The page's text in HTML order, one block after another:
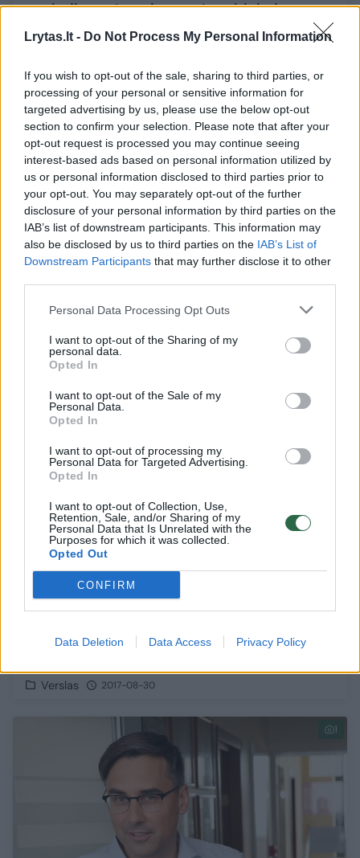
Lrytas.lt - Do Not Process My Personal Information
If you wish to opt-out of the sale, sharing to third parties, or
processing of your personal or sensitive information for
targeted advertising by us, please use the below opt-out
section to confirm your selection. Please note that after your
opt-out request is processed you may continue seeing
interest-based ads based on personal information utilized by
us or personal information disclosed to third parties prior to
your opt-out. You may separately opt-out of the further
disclosure of your personal information by third parties on the
IAB’s list of downstream participants. This information may
also be disclosed by us to third parties on the IAB’s List of
Downstream Participants that may further disclose it to other
Personal Data Processing Opt Outs
I want to opt-out of the Sharing of my
personal data.
Opted In
I want to opt-out of the Sale of my
Personal Data.
Opted In
I want to opt-out of processing my
Personal Data for Targeted Advertising.
Opted In
I want to opt-out of Collection, Use,
Retention, Sale, and/or Sharing of my
Personal Data that Is Unrelated with the
Purposes for which it was collected.
Opted Out
CONFIRM
Data Deletion Data Access Privacy Policy
neabejingos įmonių grupės valdybai
Verslas 2019-06-19
K. Juščius: nesiekiame įsigyti žemių ir
Verslas 2018-07-15
Lietuviai prasimušė – gavo europinius
Verslas 2017-08-30
1